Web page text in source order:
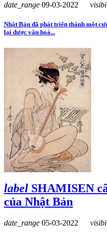
date_range 09-03-2022
Nhật Bản đã phát triển thành một
lại được văn hoá...
label SHAMISEN
của Nhật Bản
date_range 05-03-2022